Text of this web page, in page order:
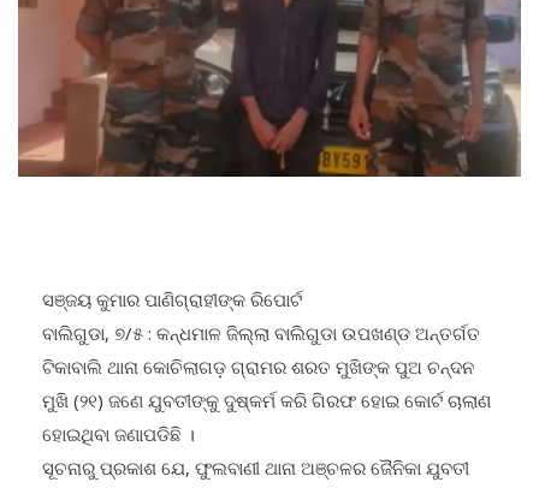
ସଞ୍ଜୟ କୁମାର ପାଣିଗ୍ରାହୀଙ୍କ ରିପୋର୍ଟ
ବାଲିଗୁଡା, ୭/୫ : କନ୍ଧମାଳ ଜିଲ୍ଲା ବାଲିଗୁଡା ଉପଖଣ୍ଡ ଅନ୍ତର୍ଗତ
ଟିକାବାଲି ଥାନା କୋଚିଲାଗଡ଼ ଗ୍ରାମର ଶରତ ମୁଖିଙ୍କ ପୁଅ ଚନ୍ଦନ
ମୁଖି (୨୧) ଜଣେ ଯୁବତୀଙ୍କୁ ଦୁଷ୍କର୍ମ କରି ଗିରଫ ହୋଇ କୋର୍ଟ ଚାଲାଣ
ହୋଇଥିବା ଜଣାପଡିଛି ।
ସୂଚନାରୁ ପ୍ରକାଶ ଯେ, ଫୁଲବାଣୀ ଥାନା ଅଞ୍ଚଳର ଜୈନିକା ଯୁବତୀ